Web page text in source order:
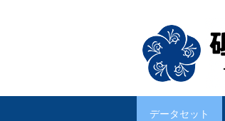
データセット